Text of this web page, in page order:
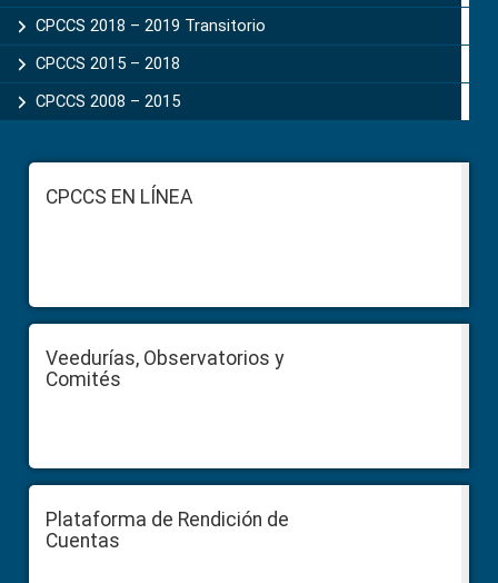
CPCCS 2018 – 2019 Transitorio
CPCCS 2015 – 2018
CPCCS 2008 – 2015
FooterCPCCS EN LÍNEA
Veedurías, Observatorios y
Comités
Plataforma de Rendición de
Cuentas